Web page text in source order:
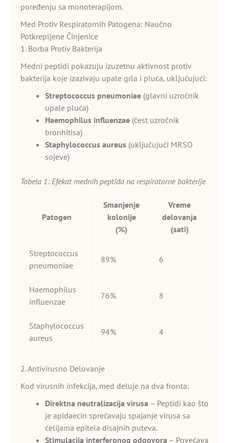
poređenju sa monoterapijom.
Med Protiv Respiratornih Patogena: Naučno
Potkrepljene Činjenice
1. Borba Protiv Bakterija
Medni peptidi pokazuju izuzetnu aktivnost protiv
bakterija koje izazivaju upale grla i pluća, uključujući:
Streptococcus pneumoniae (glavni uzročnik
upale pluća)
Haemophilus influenzae (čest uzročnik
bronhitisa)
Staphylococcus aureus (uključujući MRSO
sojeve)
Tabela 1: Efekat mednih peptida na respiratorne bakterije
Patogen
Smanjenje
kolonije
(%)
Vreme
delovanja
(sati)
Streptococcus
pneumoniae
89% 6
Haemophilus
influenzae
76% 8
Staphylococcus
aureus
94% 4
2. Antivirusno Delovanje
Kod virusnih infekcija, med deluje na dva fronta:
Direktna neutralizacija virusa – Peptidi kao što
je apidaecin sprečavaju spajanje virusa sa
ćelijama epitela disajnih puteva.
Stimulacija interferonog odgovora – Povećava